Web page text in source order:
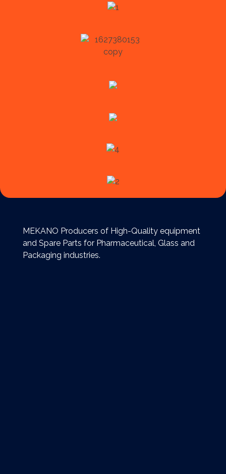
MEKANO Producers of High-Quality equipment
and Spare Parts for Pharmaceutical, Glass and
Packaging industries.